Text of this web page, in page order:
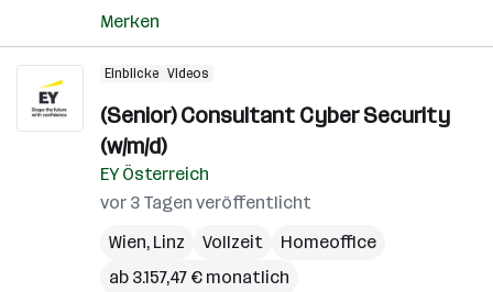
Merken
Einblicke Videos
(Senior) Consultant Cyber Security
(w/m/d)
EY Österreich
vor 3 Tagen veröffentlicht
Wien, Linz Vollzeit
Homeoffice
ab 3.157,47 € monatlich